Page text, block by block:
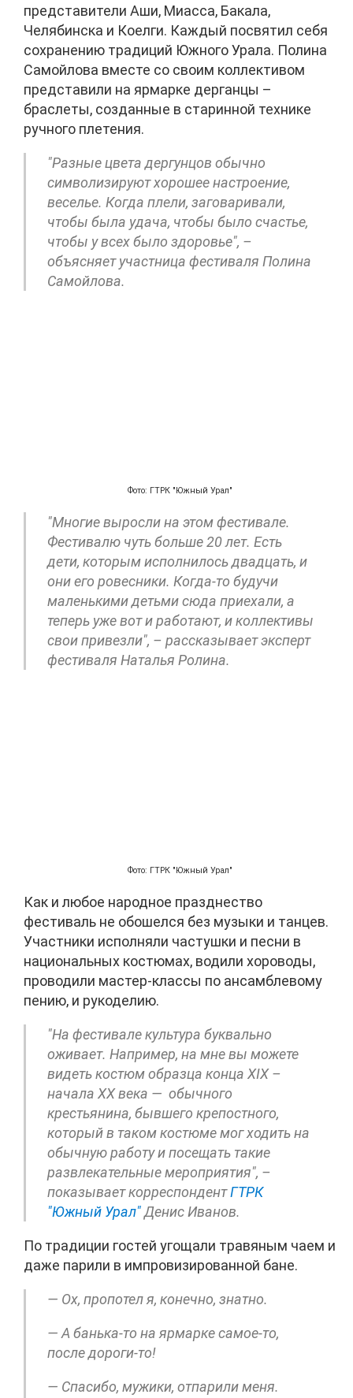
представители Аши, Миасса, Бакала,
Челябинска и Коелги. Каждый посвятил себя
сохранению традиций Южного Урала. Полина
Самойлова вместе со своим коллективом
представили на ярмарке дерганцы –
браслеты, созданные в старинной технике
ручного плетения.
"Разные цвета дергунцов обычно
символизируют хорошее настроение,
веселье. Когда плели, заговаривали,
чтобы была удача, чтобы было счастье,
чтобы у всех было здоровье", –
объясняет участница фестиваля Полина
Самойлова.
Фото: ГТРК "Южный Урал"
"Многие выросли на этом фестивале.
Фестивалю чуть больше 20 лет. Есть
дети, которым исполнилось двадцать, и
они его ровесники. Когда-то будучи
маленькими детьми сюда приехали, а
теперь уже вот и работают, и коллективы
свои привезли", – рассказывает эксперт
фестиваля Наталья Ролина.
Фото: ГТРК "Южный Урал"
Как и любое народное празднество
фестиваль не обошелся без музыки и танцев.
Участники исполняли частушки и песни в
национальных костюмах, водили хороводы,
проводили мастер-классы по ансамблевому
пению, и рукоделию.
"На фестивале культура буквально
оживает. Например, на мне вы можете
видеть костюм образца конца XIX –
начала XX века — обычного
крестьянина, бывшего крепостного,
который в таком костюме мог ходить на
обычную работу и посещать такие
развлекательные мероприятия", –
показывает корреспондентГТРК
"Южный Урал"Денис Иванов.
По традиции гостей угощали травяным чаем и
даже парили в импровизированной бане.
— Ох, пропотел я, конечно, знатно.
— А банька-то на ярмарке самое-то,
после дороги-то!
— Спасибо, мужики, отпарили меня.